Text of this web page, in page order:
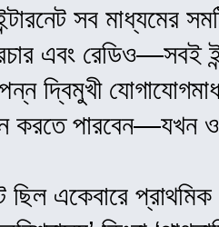
সব মাধ্যমের
এবং রেডিও—সবই
দ্বিমুখী
করতে পারবেন—যখন
ছিল একেবারে